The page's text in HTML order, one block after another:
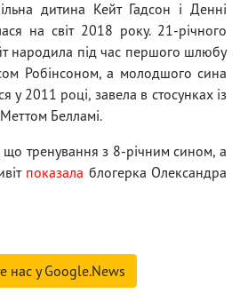
дитина Кейт Гадсон і Денні
на світ 2018 року. 21-річного
народила під час першого шлюбу
Робінсоном, а молодшого сина
у 2011 році, завела в стосунках із
Белламі.
що тренування з 8-річним сином, а
показала блогерка Олександра
нас у Google.News